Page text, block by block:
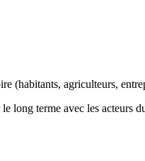
(habitants, agriculteurs,
long terme avec les acteurs